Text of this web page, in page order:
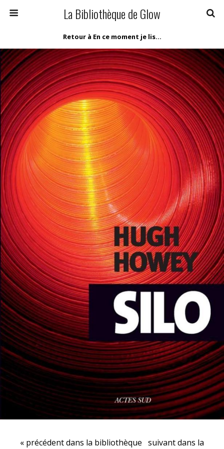
La Bibliothèque de Glow
Retour à En ce moment je lis…
« précédent dans la bibliothèque suivant dans la